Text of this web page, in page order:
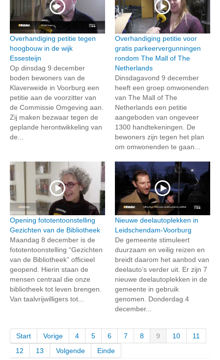
Overhandiging petitie tegen
hoogbouw in de wijk
Essesteijn
Op dinsdag 9 december
boden bewoners van de
Klaverweide in Voorburg een
petitie aan de voorzitter van
de Commissie Omgeving aan.
Zij maken bezwaar tegen de
geplande herontwikkeling van
de...
Overhandiging petitie voor
gratis parkeervergunningen
rondom The Mall of The
Netherlands
Dinsdagavond 9 december
heeft een groep omwonenden
van The Mall of The
Netherlands een petitie
aangeboden van ongeveer
1300 handtekeningen. De
bewoners zijn tegen het plan
om omwonenden te gaan...
Opening fototentoonstelling
Gezichten van de Bibliotheek
Maandag 8 december is de
fototentoonstelling “Gezichten
van de Bibliotheek” officieel
geopend. Hierin staan de
mensen centraal die onze
bibliotheek tot leven brengen.
Van taalvrijwilligers tot...
Nieuwe deelautoplekken in
Leidschendam-Voorburg
De gemeente stimuleert
duurzaam en veilig reizen en
breidt daarom het aanbod van
deelauto’s verder uit. Er zijn 7
nieuwe deelautoplekken in de
gemeente in gebruik
genomen. Donderdag 4
december...
Start Vorige 4 5 6 7 8 9 10
11
12
13 Volgende Einde